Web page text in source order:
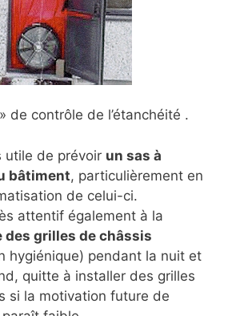
de contrôle de l’étanchéité .
utile de prévoir un sas à
bâtiment, particulièrement en
de celui-ci.
attentif également à la
des grilles de châssis
hygiénique) pendant la nuit et
quitte à installer des grilles
si la motivation future de